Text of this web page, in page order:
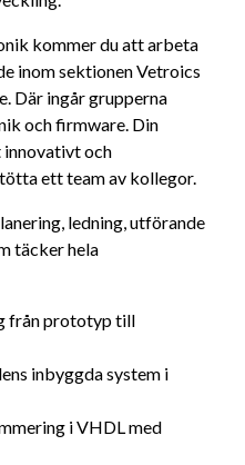
kommer du att arbeta
inom sektionen Vetroics
Där ingår grupperna
och firmware. Din
och
ett team av kollegor.
ledning, utförande
täcker hela
från prototyp till
inbyggda system i
i VHDL med